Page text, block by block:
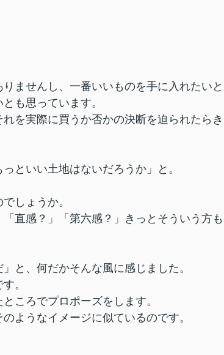
ませんし、一番いいものを手に入れたいと
も思っています。
を実際に買うか否かの決断を迫られたらき
といい土地はないだろうか」と。
しょうか。
直感？」「第六感？」きっとそういう方も
と、何だかそんな風に感じました。
。
ころでプロポーズをします。
ようなイメージに似ているのです。